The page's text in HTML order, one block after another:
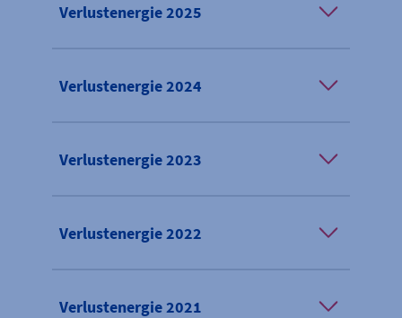
Verlustenergie 2025
Verlustenergie 2024
Verlustenergie 2023
Verlustenergie 2022
Verlustenergie 2021